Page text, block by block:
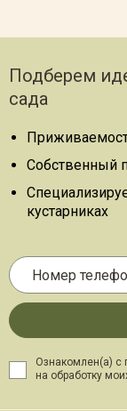
Подберем
сада
Собственный
кустарниках
Ознакомлен(а) с
на обработку